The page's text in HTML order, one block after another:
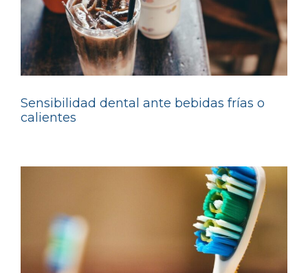
Sensibilidad dental ante bebidas frías o
calientes